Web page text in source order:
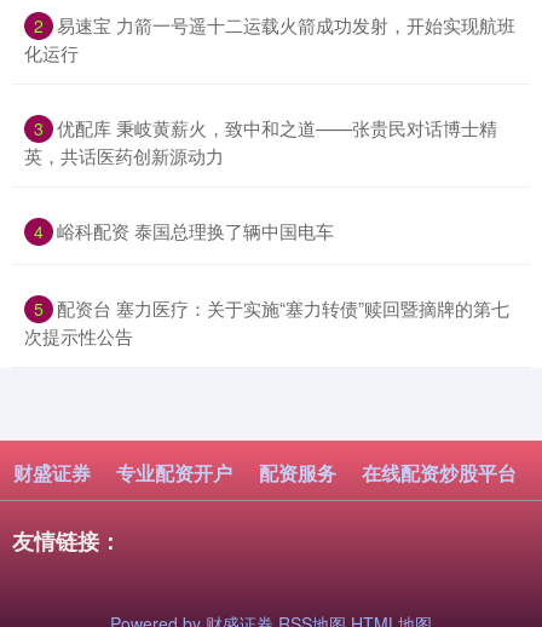
2 ​易速宝 力箭一号遥十二运载火箭成功发射，开始实现航班
化运行
3 ​优配库 秉岐黄薪火，致中和之道——张贵民对话博士精
英，共话医药创新源动力
4 ​峪科配资 泰国总理换了辆中国电车
5 ​配资台 塞力医疗：关于实施“塞力转债”赎回暨摘牌的第七
次提示性公告
财盛证券 专业配资开户 配资服务 在线配资炒股平台
友情链接：